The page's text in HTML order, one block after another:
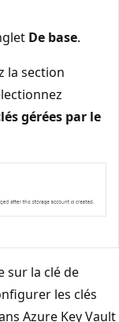
De base.
la section
gérées par le
sur la clé de
les clés
Azure Key Vault